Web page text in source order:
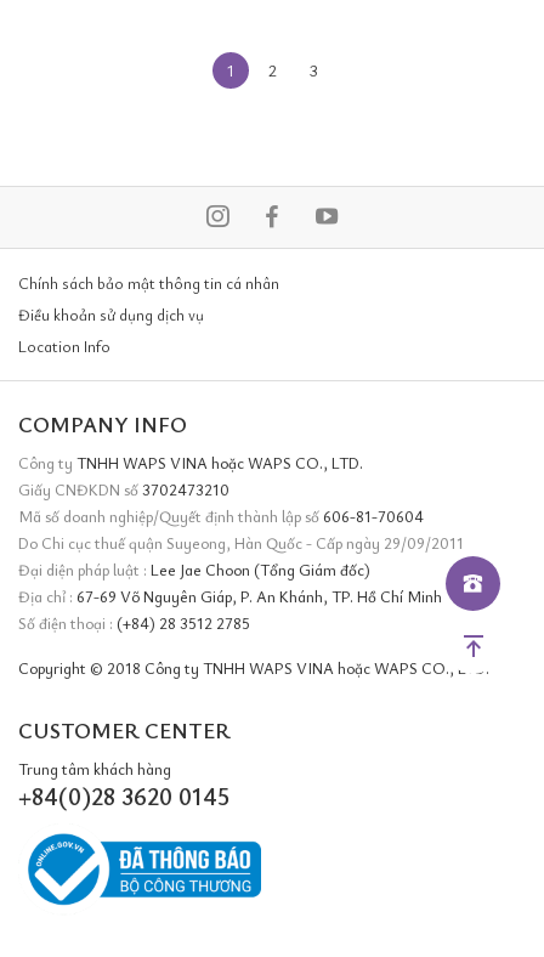
1 2 3
Chính sách bảo mật thông tin cá nhân
Điều khoản sử dụng dịch vụ
Location Info
COMPANY INFO
Công ty TNHH WAPS VINA hoặc WAPS CO., LTD.
Giấy CNĐKDN số3702473210
Mã số doanh nghiệp/Quyết định thành lập số 606-81-70604
Do Chi cục thuế quận Suyeong, Hàn Quốc - Cấp ngày 29/09/2011
Đại diện pháp luật : Lee Jae Choon (Tổng Giám đốc)
Địa chỉ : 67-69 Võ Nguyên Giáp, P. An Khánh, TP. Hồ Chí Minh
Số điện thoại : (+84) 28 3512 2785
Copyright © 2018 Công ty TNHH WAPS VINA hoặc WAPS CO., LTD.
CUSTOMER CENTER
Trung tâm khách hàng
+84(0)28 3620 0145